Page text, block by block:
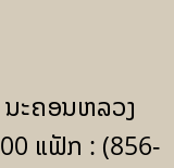
ນະຄອນຫລວງ
ແຟັກ : (856-